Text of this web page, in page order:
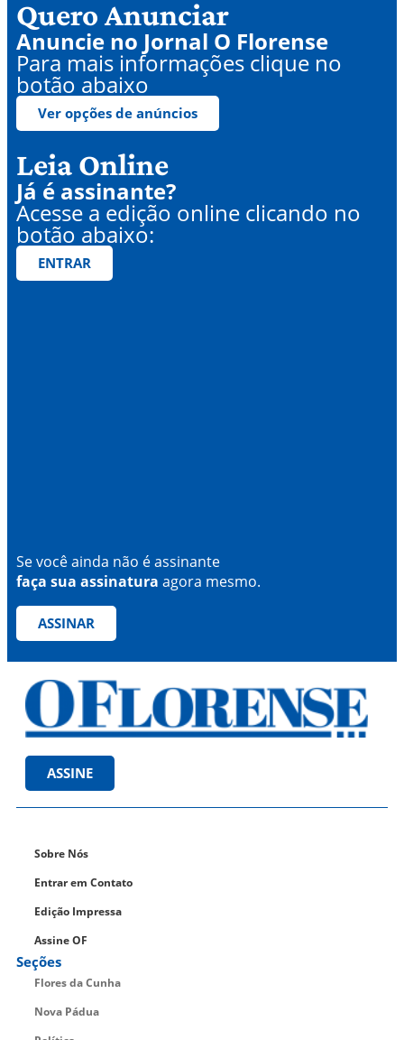
Quero Anunciar
Anuncie no Jornal O Florense
Para mais informações clique no
botão abaixo
Ver opções de anúncios
Leia Online
Já é assinante?
Acesse a edição online clicando no
botão abaixo:
ENTRAR
Se você ainda não é assinante
faça sua assinatura agora mesmo.
ASSINAR
ASSINE
Sobre Nós
Entrar em Contato
Edição Impressa
Assine OF
Seções
Flores da Cunha
Nova Pádua